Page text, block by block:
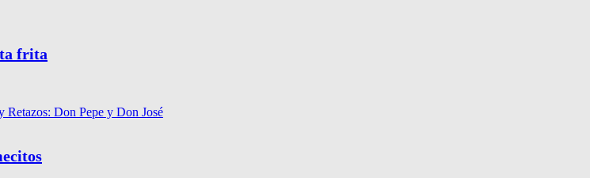
frita
Retazos: Don Pepe y Don José